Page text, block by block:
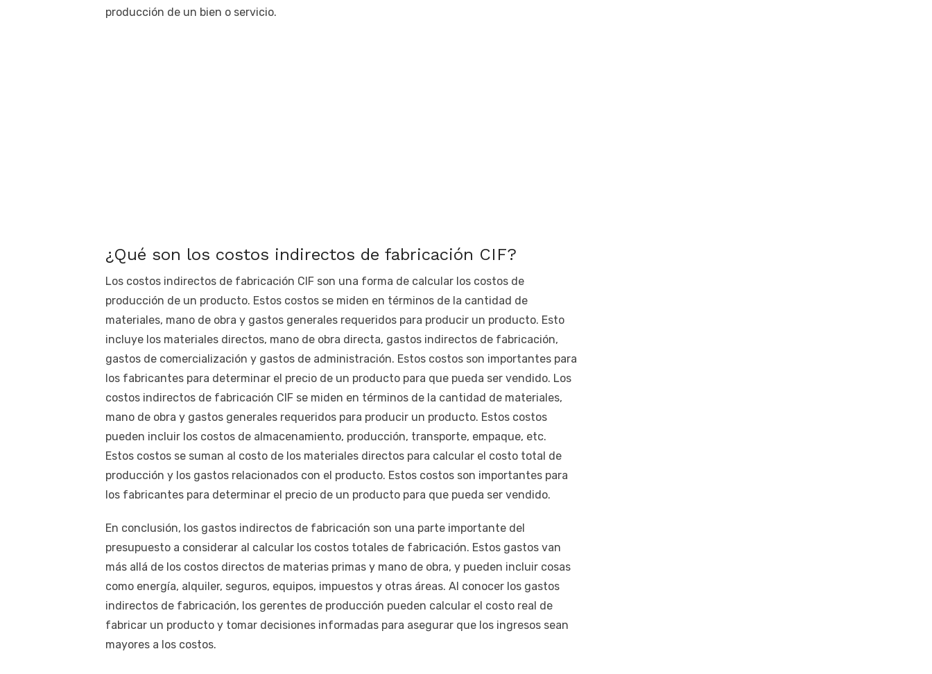
producción de un bien o servicio.
¿Qué son los costos indirectos de fabricación CIF?
Los costos indirectos de fabricación CIF son una forma de calcular los costos de
producción de un producto. Estos costos se miden en términos de la cantidad de
materiales, mano de obra y gastos generales requeridos para producir un producto. Esto
incluye los materiales directos, mano de obra directa, gastos indirectos de fabricación,
gastos de comercialización y gastos de administración. Estos costos son importantes para
los fabricantes para determinar el precio de un producto para que pueda ser vendido. Los
costos indirectos de fabricación CIF se miden en términos de la cantidad de materiales,
mano de obra y gastos generales requeridos para producir un producto. Estos costos
pueden incluir los costos de almacenamiento, producción, transporte, empaque, etc.
Estos costos se suman al costo de los materiales directos para calcular el costo total de
producción y los gastos relacionados con el producto. Estos costos son importantes para
los fabricantes para determinar el precio de un producto para que pueda ser vendido.
En conclusión, los gastos indirectos de fabricación son una parte importante del
presupuesto a considerar al calcular los costos totales de fabricación. Estos gastos van
más allá de los costos directos de materias primas y mano de obra, y pueden incluir cosas
como energía, alquiler, seguros, equipos, impuestos y otras áreas. Al conocer los gastos
indirectos de fabricación, los gerentes de producción pueden calcular el costo real de
fabricar un producto y tomar decisiones informadas para asegurar que los ingresos sean
mayores a los costos.